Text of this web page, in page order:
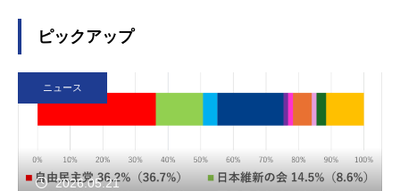
ピックアップ
ニュース
2026.05.21